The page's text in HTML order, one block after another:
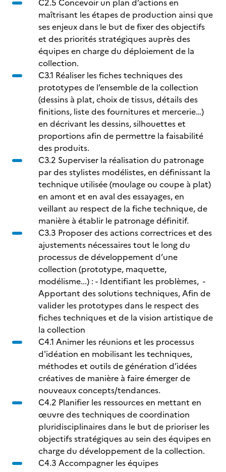
C2.5 Concevoir un plan d’actions en
maîtrisant les étapes de production ainsi que
ses enjeux dans le but de fixer des objectifs
et des priorités stratégiques auprès des
équipes en charge du déploiement de la
collection.
C3.1 Réaliser les fiches techniques des
prototypes de l’ensemble de la collection
(dessins à plat, choix de tissus, détails des
finitions, liste des fournitures et mercerie…)
en décrivant les dessins, silhouettes et
proportions afin de permettre la faisabilité
des produits.
C3.2 Superviser la réalisation du patronage
par des stylistes modélistes, en définissant la
technique utilisée (moulage ou coupe à plat)
en amont et en aval des essayages, en
veillant au respect de la fiche technique, de
manière à établir le patronage définitif.
C3.3 Proposer des actions correctrices et des
ajustements nécessaires tout le long du
processus de développement d’une
collection (prototype, maquette,
modélisme...) : - Identifiant les problèmes, -
Apportant des solutions techniques, Afin de
valider les prototypes dans le respect des
fiches techniques et de la vision artistique de
la collection
C4.1 Animer les réunions et les processus
d'idéation en mobilisant les techniques,
méthodes et outils de génération d’idées
créatives de manière à faire émerger de
nouveaux concepts/tendances.
C4.2 Planifier les ressources en mettant en
œuvre des techniques de coordination
pluridisciplinaires dans le but de prioriser les
objectifs stratégiques au sein des équipes en
charge du développement de la collection.
C4.3 Accompagner les équipes